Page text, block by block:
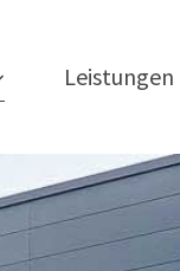
Leistungen